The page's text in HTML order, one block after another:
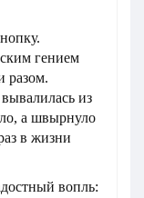
гением
разом.
из
а швырнуло
в жизни
вопль: